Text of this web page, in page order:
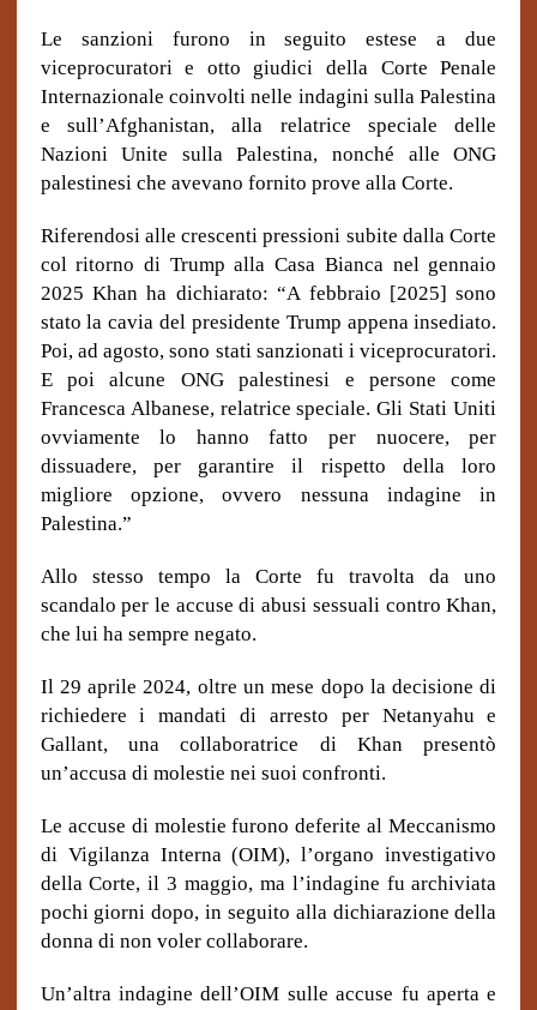
Le sanzioni furono in seguito estese a due
viceprocuratori e otto giudici della Corte Penale
Internazionale coinvolti nelle indagini sulla Palestina
e sull’Afghanistan, alla relatricespeciale delle
Nazioni Unite sulla Palestina, nonché alle ONG
palestinesi che avevano fornito prove alla Corte.
Riferendosi alle crescenti pressioni subite dalla Corte
col ritorno di Trump alla Casa Bianca nel gennaio
2025 Khan ha dichiarato: “A febbraio [2025] sono
stato la cavia del presidente Trump appena insediato.
Poi, ad agosto, sono stati sanzionati i viceprocuratori.
E poi alcune ONG palestinesi e persone come
Francesca Albanese, relatrice speciale. Gli Stati Uniti
ovviamente lo hanno fatto per nuocere, per
dissuadere, per garantire il rispetto della loro
migliore opzione, ovvero nessuna indagine in
Palestina.”
Allo stesso tempo la Corte fu travolta da uno
scandalo per le accuse di abusi sessuali contro Khan,
che lui ha sempre negato.
Il 29 aprile 2024, oltre un mese dopo la decisione di
richiedere i mandati di arresto per Netanyahu e
Gallant, una collaboratrice di Khan presentò
un’accusa di molestie nei suoi confronti.
Le accuse di molestie furono deferite al Meccanismo
di Vigilanza Interna (OIM), l’organo investigativo
della Corte, il 3 maggio, ma l’indagine fu archiviata
pochi giorni dopo, in seguito alla dichiarazione della
donna di non voler collaborare.
Un’altra indagine dell’OIM sulle accuse fu aperta e